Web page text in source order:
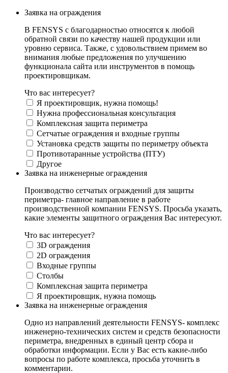
Заявка на ограждения
В FENSYS с благодарностью относятся к любой
обратной связи по качеству нашей продукции или
уровню сервиса. Также, с удовольствием примем во
внимания любые предложения по улучшению
функционала сайта или инструментов в помощь
проектировщикам.
Что вас интересует?
Я проектировщик, нужна помощь!
Нужна профессиональная консультация
Комплексная защита периметра
Сетчатые ограждения и входные группы
Установка средств защиты по периметру объекта
Противотаранные устройства (ПТУ)
Другое
Заявка на инженерные ограждения
Производство сетчатых ограждений для защиты
периметра- главное направление в работе
производственной компании FENSYS. Просьба указать,
какие элементы защитного ограждения Вас интересуют.
Что вас интересует?
3D ограждения
2D ограждения
Входные группы
Столбы
Комплексная защита периметра
Я проектировщик, нужна помощь
Заявка на инженерные ограждения
Одно из направлений деятельности FENSYS- комплекс
инженерно-технических систем и средств безопасности
периметра, внедренных в единый центр сбора и
обработки информации. Если у Вас есть какие-либо
вопросы по работе комплекса, просьба уточнить в
комментарии.